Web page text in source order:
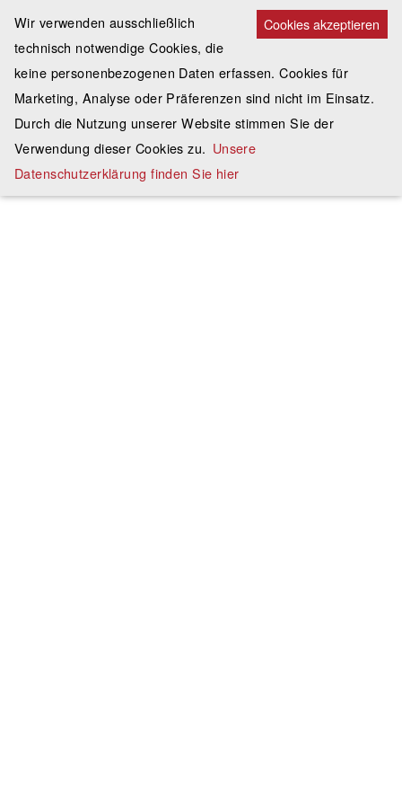
Cookies akzeptieren
Wir verwenden ausschließlich
technisch notwendige Cookies, die
keine personenbezogenen Daten erfassen. Cookies für
Marketing, Analyse oder Präferenzen sind nicht im Einsatz.
Durch die Nutzung unserer Website stimmen Sie der
Verwendung dieser Cookies zu. Unsere
Datenschutzerklärung finden Sie hier